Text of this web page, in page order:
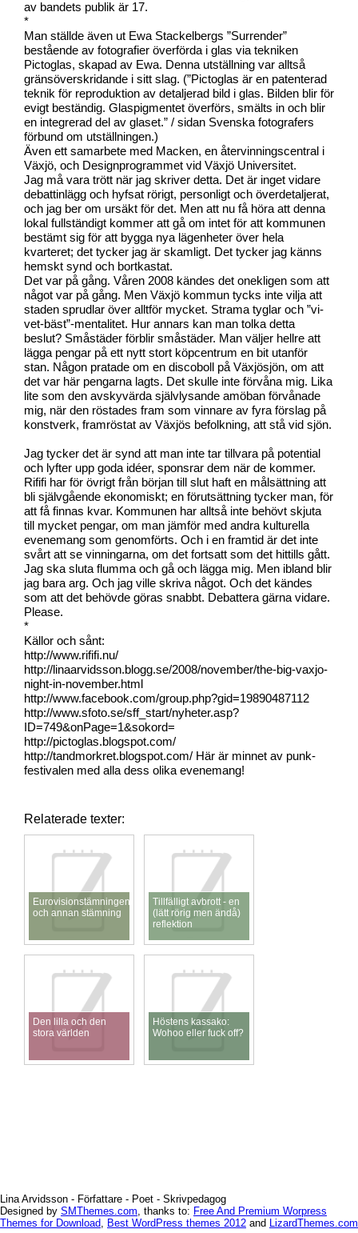
av bandets publik är 17.
*
Man ställde även ut Ewa Stackelbergs ”Surrender”
bestående av fotografier överförda i glas via tekniken
Pictoglas, skapad av Ewa. Denna utställning var alltså
gränsöverskridande i sitt slag. (”Pictoglas är en patenterad
teknik för reproduktion av detaljerad bild i glas. Bilden blir för
evigt beständig. Glaspigmentet överförs, smälts in och blir
en integrerad del av glaset.” / sidan Svenska fotografers
förbund om utställningen.)
Även ett samarbete med Macken, en återvinningscentral i
Växjö, och Designprogrammet vid Växjö Universitet.
Jag må vara trött när jag skriver detta. Det är inget vidare
debattinlägg och hyfsat rörigt, personligt och överdetaljerat,
och jag ber om ursäkt för det. Men att nu få höra att denna
lokal fullständigt kommer att gå om intet för att kommunen
bestämt sig för att bygga nya lägenheter över hela
kvarteret; det tycker jag är skamligt. Det tycker jag känns
hemskt synd och bortkastat.
Det var på gång. Våren 2008 kändes det onekligen som att
något var på gång. Men Växjö kommun tycks inte vilja att
staden sprudlar över alltför mycket. Strama tyglar och ”vi-
vet-bäst”-mentalitet. Hur annars kan man tolka detta
beslut? Småstäder förblir småstäder. Man väljer hellre att
lägga pengar på ett nytt stort köpcentrum en bit utanför
stan. Någon pratade om en discoboll på Växjösjön, om att
det var här pengarna lagts. Det skulle inte förvåna mig. Lika
lite som den avskyvärda självlysande amöban förvånade
mig, när den röstades fram som vinnare av fyra förslag på
konstverk, framröstat av Växjös befolkning, att stå vid sjön.
Jag tycker det är synd att man inte tar tillvara på potential
och lyfter upp goda idéer, sponsrar dem när de kommer.
Rififi har för övrigt från början till slut haft en målsättning att
bli självgående ekonomiskt; en förutsättning tycker man, för
att få finnas kvar. Kommunen har alltså inte behövt skjuta
till mycket pengar, om man jämför med andra kulturella
evenemang som genomförts. Och i en framtid är det inte
svårt att se vinningarna, om det fortsatt som det hittills gått.
Jag ska sluta flumma och gå och lägga mig. Men ibland blir
jag bara arg. Och jag ville skriva något. Och det kändes
som att det behövde göras snabbt. Debattera gärna vidare.
Please.
*
Källor och sånt:
http://www.rififi.nu/
http://linaarvidsson.blogg.se/2008/november/the-big-vaxjo-
night-in-november.html
http://www.facebook.com/group.php?gid=19890487112
http://www.sfoto.se/sff_start/nyheter.asp?
ID=749&onPage=1&sokord=
http://pictoglas.blogspot.com/
http://tandmorkret.blogspot.com/ Här är minnet av punk-
festivalen med alla dess olika evenemang!
Relaterade texter:
Eurovisionstämningen
och annan stämning
Tillfälligt avbrott - en
(lätt rörig men ändå)
reflektion
Den lilla och den
stora världen
Höstens kassako:
Wohoo eller fuck off?
Lina Arvidsson - Författare - Poet - Skrivpedagog
Designed by SMThemes.com, thanks to: Free And Premium Worpress
Themes for Download, Best WordPress themes 2012 and LizardThemes.com